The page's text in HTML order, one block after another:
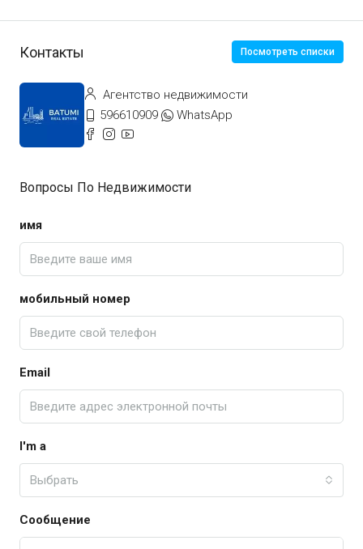
Контакты Посмотреть списки
Агентство недвижимости
596610909
WhatsApp
Вопросы По Недвижимости
имя
мобильный номер
Email
I'm a
Выбрать
Сообщение